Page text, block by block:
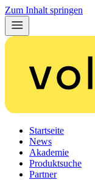
Zum Inhalt springen
Startseite
News
Akademie
Produktsuche
Partner